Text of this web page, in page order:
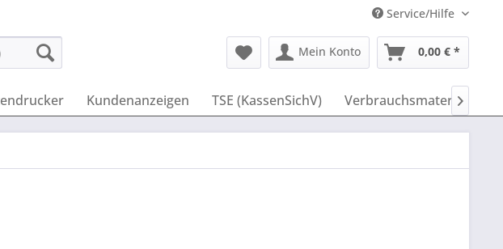
Service/Hilfe
Mein Konto 0,00 € *
Kundenanzeigen TSE (KassenSichV) Verbrauchsmaterial
